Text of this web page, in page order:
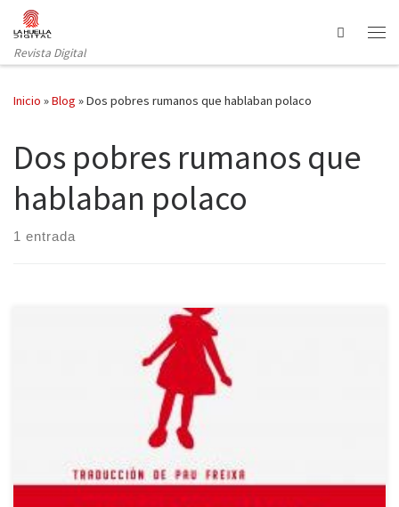
Saltar al contenido
Revista Digital
Search
Inicio »Blog »Dos pobres rumanos que hablaban polaco
Dos pobres rumanos que
hablaban polaco
1 entrada
Una de las voces con más fuerza y personalidad del panorama
literario y teatral contemporáneo en Polonia es la de la escritora
(novelista, dramaturga, ensayista, además de compositora y
cantante) Dorota Masłowska. Debutó en 2002, a los diecinueve
años, con la novela Blanco nieve, rojo Rusia, y en sus ya […]